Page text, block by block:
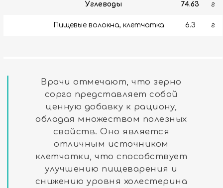
Углеводы 74.63 г
Пищевые волокна, клетчатка 6.3 г
Врачи отмечают, что зерно
сорго представляет собой
ценную добавку к рациону,
обладая множеством полезных
свойств. Оно является
отличным источником
клетчатки, что способствует
улучшению пищеварения и
снижению уровня холестерина